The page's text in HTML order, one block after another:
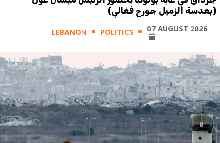
(بعدسة الزميل جورج فغالي)
LEBANON POLITICS 07 AUGUST 2026